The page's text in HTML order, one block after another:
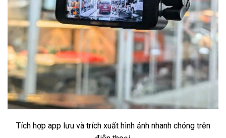
Tích hợp app lưu và trích xuất hình ảnh nhanh chóng trên